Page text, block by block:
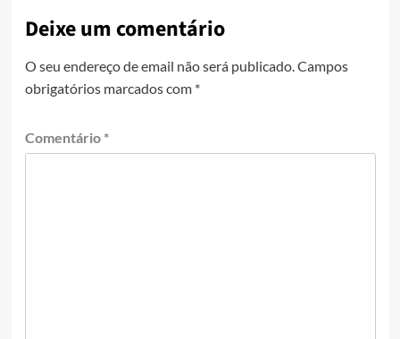
Deixe um comentário
O seu endereço de email não será publicado. Campos
obrigatórios marcados com *
Comentário *